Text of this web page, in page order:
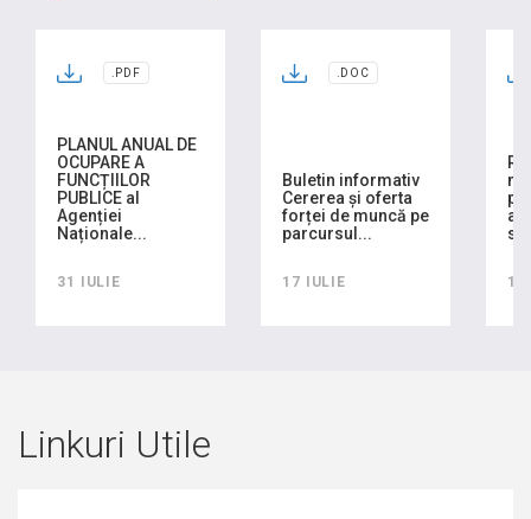
.PDF
PLANUL ANUAL DE
OCUPARE A
FUNCȚIILOR
PUBLICE al
Agenției
Naționale...
31 IULIE
.DOC
Buletin informativ
Cererea și oferta
forței de muncă pe
parcursul...
17 IULIE 16
Linkuri Utile